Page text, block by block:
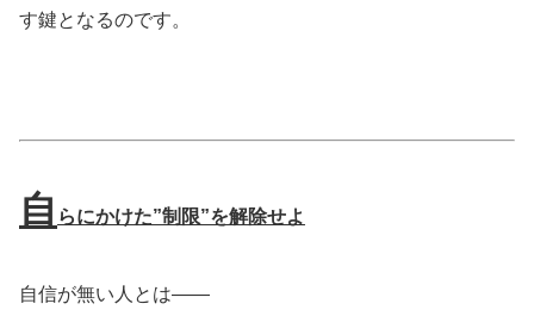
す鍵となるのです。
自 らにかけた”制限”を解除せよ
自信が無い人とは――